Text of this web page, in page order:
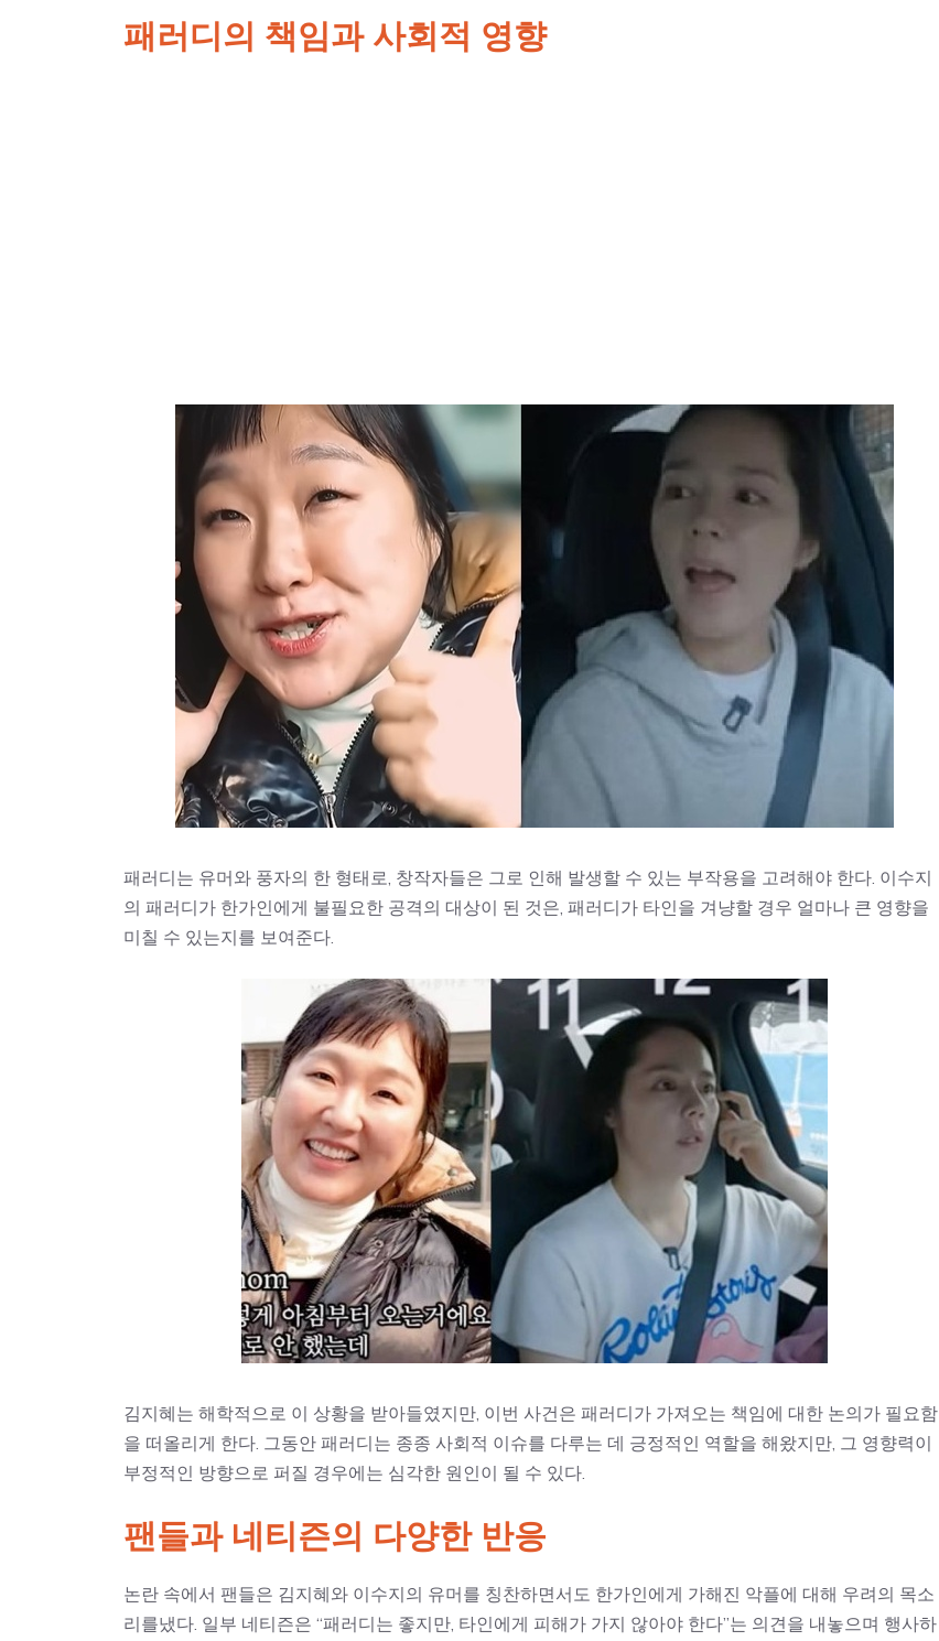
패러디의 책임과 사회적 영향
패러디는 유머와 풍자의 한 형태로, 창작자들은 그로 인해 발생할 수 있는 부작용을 고려해야 한다. 이수지
의 패러디가 한가인에게 불필요한 공격의 대상이 된 것은, 패러디가 타인을 겨냥할 경우 얼마나 큰 영향을
미칠 수 있는지를 보여준다.
김지혜는 해학적으로 이 상황을 받아들였지만, 이번 사건은 패러디가 가져오는 책임에 대한 논의가 필요함
을 떠올리게 한다. 그동안 패러디는 종종 사회적 이슈를 다루는 데 긍정적인 역할을 해왔지만, 그 영향력이
부정적인 방향으로 퍼질 경우에는 심각한 원인이 될 수 있다.
팬들과 네티즌의 다양한 반응
논란 속에서 팬들은 김지혜와 이수지의 유머를 칭찬하면서도 한가인에게 가해진 악플에 대해 우려의 목소
리를냈다. 일부 네티즌은 “패러디는 좋지만, 타인에게 피해가 가지 않아야 한다”는 의견을 내놓으며 행사하